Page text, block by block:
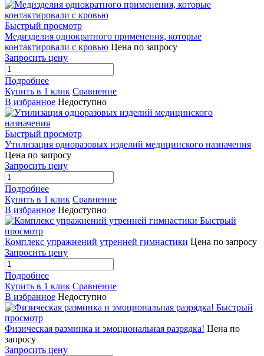
Быстрый просмотр
Медизделия однократного применения, которые
контактировали с кровью Цена по запросу
Запросить цену
Подробнее
Купить в 1 клик Сравнение
В избранное Недоступно
Быстрый просмотр
Утилизация одноразовых изделий медицинского назначения
Цена по запросу
Запросить цену
Подробнее
Купить в 1 клик Сравнение
В избранное Недоступно
Быстрый
просмотр
Комплекс упражнений утренней гимнастики Цена по запросу
Запросить цену
Подробнее
Купить в 1 клик Сравнение
В избранное Недоступно
Быстрый
просмотр
Физическая разминка и эмоциональная разрядка! Цена по
запросу
Запросить цену